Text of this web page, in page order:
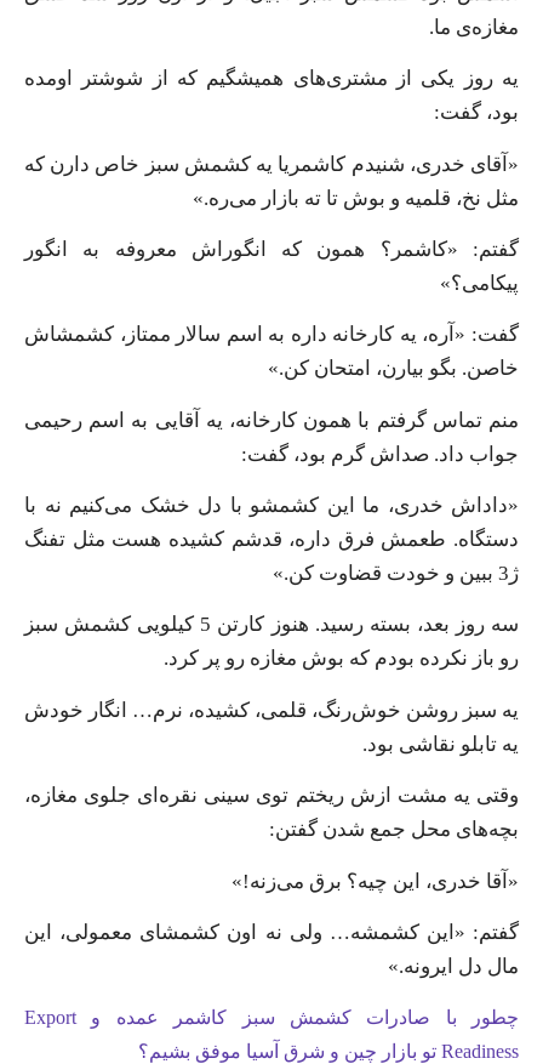
مغازه‌ی ما.
یه روز یکی از مشتری‌های همیشگیم که از شوشتر اومده
بود، گفت:
«آقای خدری، شنیدم کاشمریا یه کشمش سبز خاص دارن که
مثل نخ، قلمیه و بوش تا ته بازار می‌ره.»
گفتم: «کاشمر؟ همون که انگوراش معروفه به انگور
پیکامی؟»
گفت: «آره، یه کارخانه داره به اسم سالار ممتاز، کشمشاش
خاصن. بگو بیارن، امتحان کن.»
منم تماس گرفتم با همون کارخانه، یه آقایی به اسم رحیمی
جواب داد. صداش گرم بود، گفت:
«داداش خدری، ما این کشمشو با دل خشک می‌کنیم نه با
دستگاه. طعمش فرق داره، قدشم کشیده هست مثل تفنگ
ژ3 ببین و خودت قضاوت کن.»
سه روز بعد، بسته رسید. هنوز کارتن 5 کیلویی کشمش سبز
رو باز نکرده بودم که بوش مغازه رو پر کرد.
یه سبز روشن خوش‌رنگ، قلمی، کشیده، نرم… انگار خودش
یه تابلو نقاشی بود.
وقتی یه مشت ازش ریختم توی سینی نقره‌ای جلوی مغازه،
بچه‌های محل جمع شدن گفتن:
«آقا خدری، این چیه؟ برق می‌زنه!»
گفتم: «این کشمشه… ولی نه اون کشمشای معمولی، این
مال دل ایرونه.»
چطور با صادرات کشمش سبز کاشمر عمده و Export
Readiness تو بازار چین و شرق آسیا موفق بشیم؟